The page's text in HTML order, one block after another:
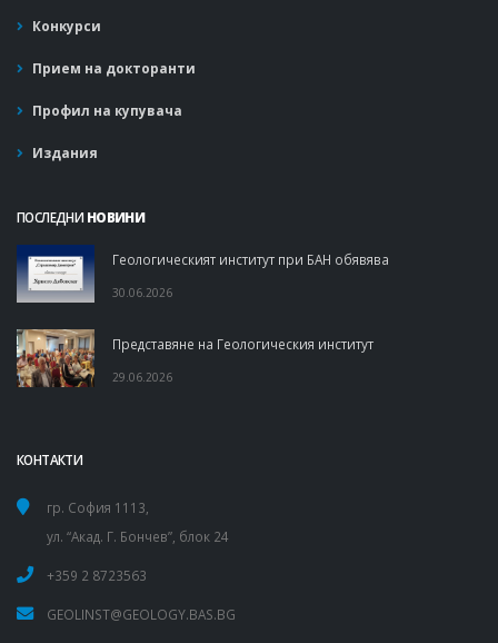
Конкурси
Прием на докторанти
Профил на купувача
Издания
ПОСЛЕДНИ НОВИНИ
Геологическият институт при БАН обявява
30.06.2026
Представяне на Геологическия институт
29.06.2026
КОНТАКТИ
гр. София 1113,
ул. “Акад. Г. Бончев”, блок 24
+359 2 8723563
GEOLINST@GEOLOGY.BAS.BG